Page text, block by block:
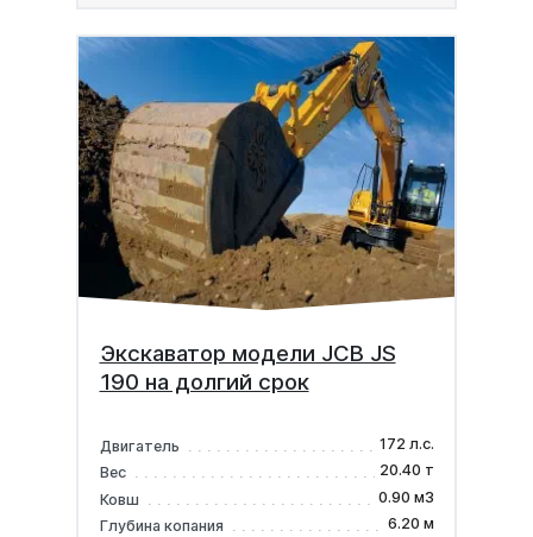
Экскаватор модели JCB JS
190 на долгий срок
Двигатель
172 л.с.
Вес
20.40 т
Ковш
0.90 м3
Глубина копания
6.20 м